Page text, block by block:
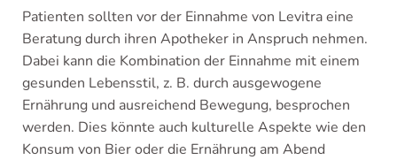
Patienten sollten vor der Einnahme von Levitra eine
Beratung durch ihren Apotheker in Anspruch nehmen.
Dabei kann die Kombination der Einnahme mit einem
gesunden Lebensstil, z. B. durch ausgewogene
Ernährung und ausreichend Bewegung, besprochen
werden. Dies könnte auch kulturelle Aspekte wie den
Konsum von Bier oder die Ernährung am Abend